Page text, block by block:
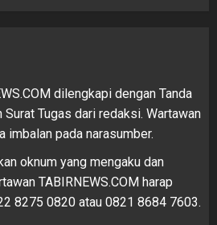
dilengkapi dengan Tanda
Surat Tugas dari redaksi. Wartawan
imbalan pada narasumber.
oknum yang mengaku dan
TABIRNEWS.COM harap
8275 0820 atau 0821 8684 7603.